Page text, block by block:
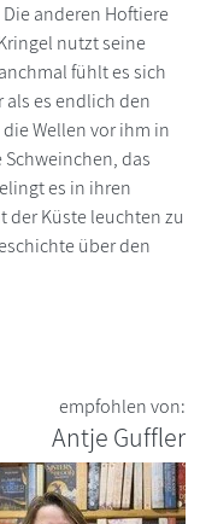
anderen Hoftiere
nutzt seine
fühlt es sich
als es endlich den
Wellen vor ihm in
das
es in ihren
der Küste leuchten zu
über den
empfohlen von:
Antje Guffler